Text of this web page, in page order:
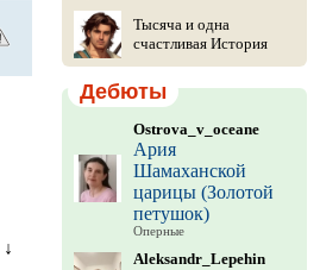
↓
Тысяча и одна
счастливая История
Дебюты
Ostrova_v_oceane
Ария
Шамаханской
царицы (Золотой
петушок)
Оперные
Aleksandr_Lepehin